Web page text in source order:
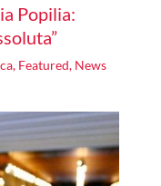
Popilia:
, Featured, News